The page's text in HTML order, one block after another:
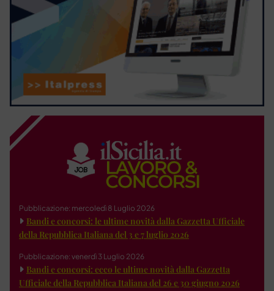
Pubblicazione: mercoledì 8 Luglio 2026
Bandi e concorsi: le ultime novità dalla Gazzetta Ufficiale
della Repubblica Italiana del 3 e 7 luglio 2026
Pubblicazione: venerdì 3 Luglio 2026
Bandi e concorsi: ecco le ultime novità dalla Gazzetta
Ufficiale della Repubblica Italiana del 26 e 30 giugno 2026